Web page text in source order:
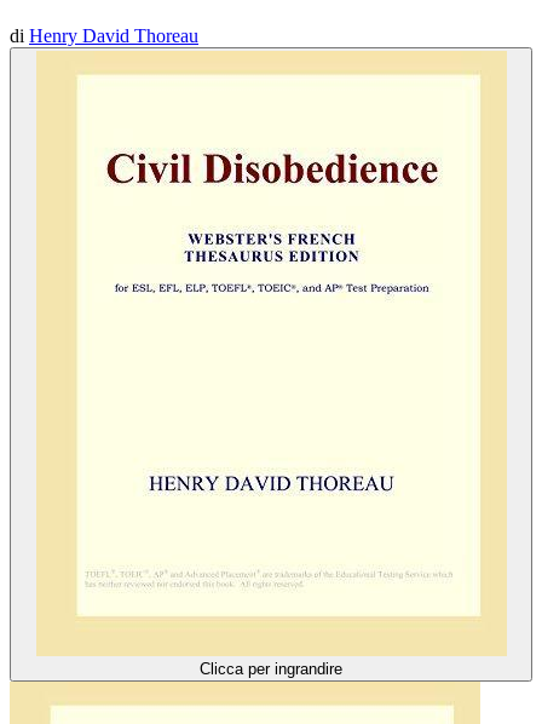
di Henry David Thoreau
Clicca per ingrandire